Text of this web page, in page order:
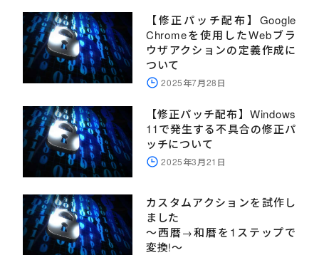
【修正パッチ配布】Google
Chromeを使用したWebブラ
ウザアクションの定義作成に
ついて
2025年7月28日
【修正パッチ配布】Windows
11で発生する不具合の修正パ
ッチについて
2025年3月21日
カスタムアクションを試作し
ました
～西暦→和暦を1ステップで
変換!～